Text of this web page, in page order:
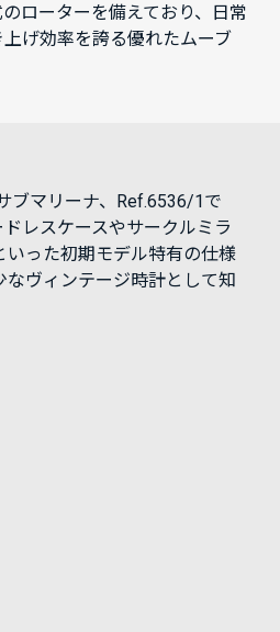
ローターを備えており、日常
げ効率を誇る優れたムーブ
ブマリーナ、Ref.6536/1で
レスケースやサークルミラ
った初期モデル特有の仕様
ヴィンテージ時計として知